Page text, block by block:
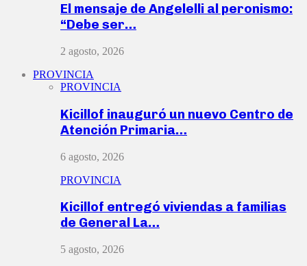
El mensaje de Angelelli al peronismo:
“Debe ser…
2 agosto, 2026
PROVINCIA
PROVINCIA
Kicillof inauguró un nuevo Centro de
Atención Primaria…
6 agosto, 2026
PROVINCIA
Kicillof entregó viviendas a familias
de General La…
5 agosto, 2026